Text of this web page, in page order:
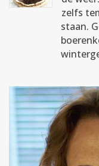
zelfs
staan.